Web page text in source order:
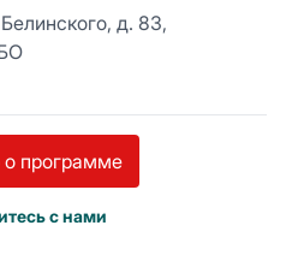
д. 83,
программе
с нами